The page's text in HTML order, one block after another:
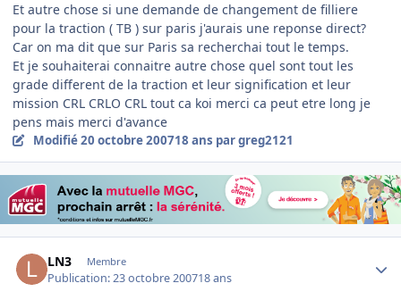
Et autre chose si une demande de changement de filliere
pour la traction ( TB ) sur paris j'aurais une reponse direct?
Car on ma dit que sur Paris sa recherchai tout le temps.
Et je souhaiterai connaitre autre chose quel sont tout les
grade different de la traction et leur signification et leur
mission CRL CRLO CRL tout ca koi merci ca peut etre long je
pens mais merci d'avance
Modifié20 octobre 200718 ans par greg2121
LN3 Membre
Publication:23 octobre 200718 ans